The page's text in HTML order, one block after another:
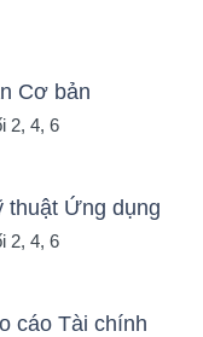
Cơ bản
2, 4, 6
thuật Ứng dụng
2, 4, 6
cáo Tài chính